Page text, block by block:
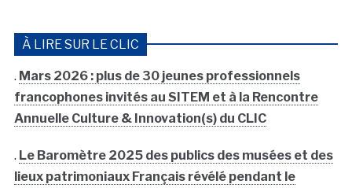
À LIRE SUR LE CLIC
. Mars 2026 : plus de 30 jeunes professionnels
francophones invités au SITEM et à la Rencontre
Annuelle Culture & Innovation(s) du CLIC
. Le Baromètre 2025 des publics des musées et des
lieux patrimoniaux Français révélé pendant le